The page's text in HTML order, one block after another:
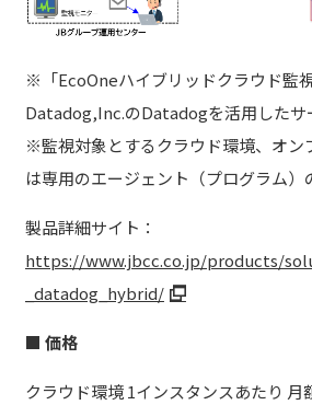
※「EcoOneハイブリッドクラウド監
Datadog,Inc.のDatadogを活用したサ
※監視対象とするクラウド環境、オン
は専用のエージェント（プログラム）
製品詳細サイト：
https://www.jbcc.co.jp/products/
_datadog_hybrid/
■ 価格
クラウド環境 1インスタンスあたり 月